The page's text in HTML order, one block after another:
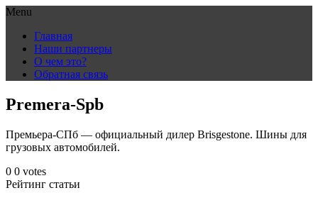
Menu
content
Главная
Наши партнеры
О чем это?
Обратная связь
Premera-Spb
Премьера-СПб — официальный дилер Brisgestone. Шины для
грузовых автомобилей.
0 0 votes
Рейтинг статьи